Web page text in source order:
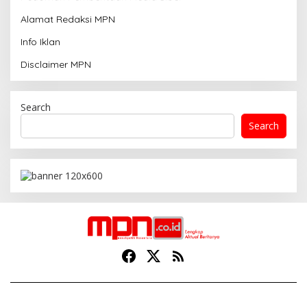
Alamat Redaksi MPN
Info Iklan
Disclaimer MPN
Search
Search